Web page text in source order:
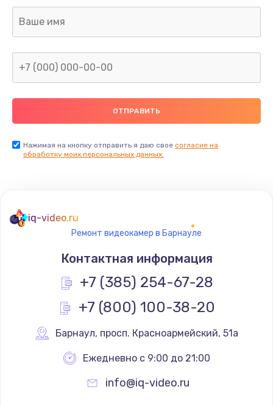
Заказать
Ремонт капиллярной трубки
400 руб.
Заказать
Замена термостата
1200 руб.
Заказать
Замена реле
Замена термопредохранителя
700 руб.
Нажимая на кнопку отправить я даю свое согласие на
обработку моих персональных данных.
iq-video.ru
Ремонт видеокамер в Барнауле
Контактная информация
+7 (385) 254-67-28
+7 (800) 100-38-20
Барнаул, просп. Красноармейский, 51а
Ежедневно с 9:00 до 21:00
info@iq-video.ru